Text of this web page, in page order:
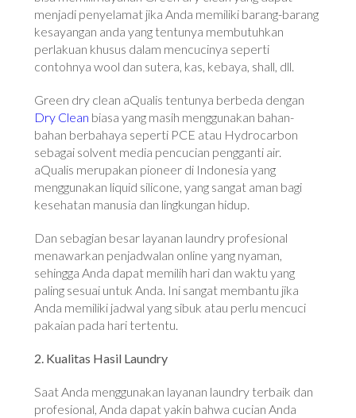
menjadi penyelamat jika Anda memiliki barang-barang
kesayangan anda yang tentunya membutuhkan
perlakuan khusus dalam mencucinya seperti
contohnya wool dan sutera, kas, kebaya, shall, dll.
Green dry clean aQualis tentunya berbeda dengan
Dry Clean biasa yang masih menggunakan bahan-
bahan berbahaya seperti PCE atau Hydrocarbon
sebagai solvent media pencucian pengganti air.
aQualis merupakan pioneer di Indonesia yang
menggunakan liquid silicone, yang sangat aman bagi
kesehatan manusia dan lingkungan hidup.
Dan sebagian besar layanan laundry profesional
menawarkan penjadwalan online yang nyaman,
sehingga Anda dapat memilih hari dan waktu yang
paling sesuai untuk Anda. Ini sangat membantu jika
Anda memiliki jadwal yang sibuk atau perlu mencuci
pakaian pada hari tertentu.
2. Kualitas Hasil Laundry
Saat Anda menggunakan layanan laundry terbaik dan
profesional, Anda dapat yakin bahwa cucian Anda